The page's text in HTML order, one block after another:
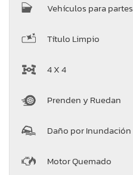
Vehículos para partes
Título Limpio
4 X 4
Prenden y Ruedan
Daño por Inundación
Motor Quemado